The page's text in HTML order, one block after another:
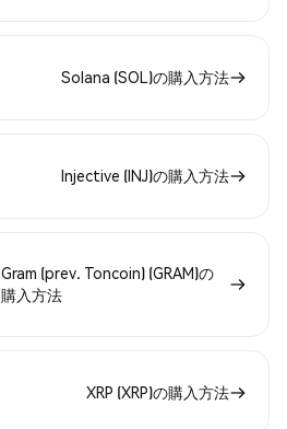
Solana (SOL)の購入方法
Injective (INJ)の購入方法
Gram (prev. Toncoin) (GRAM)の
購入方法
XRP (XRP)の購入方法